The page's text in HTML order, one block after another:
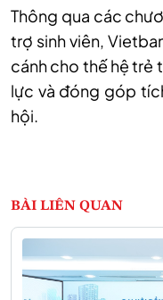
Thông qua các
trợ sinh viên,
cánh cho thế hệ trẻ
lực và đóng góp
hội.
BÀI LIÊN QUAN